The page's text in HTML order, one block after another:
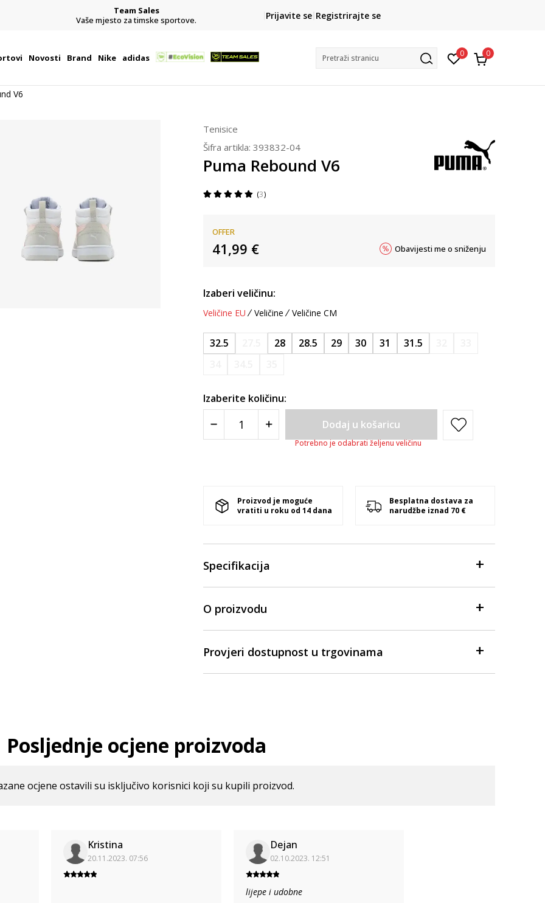
Team Sales
Vaše mjesto za timske sportove.
CLICK& COLLECT
besplatno preuzimanje u trgovini
Prijavite se Registrirajte se
Novosti Brand Nike adidas Pretraži stranicu 0 0
V6
Tenisice
Šifra artikla: 393832-04
Puma Rebound V6
3
OFFER
41,99 € Obavijesti me o sniženju
Izaberi veličinu:
Veličine EU Veličine Veličine CM
32.5 28 28.5 29 30 31 31.5
Izaberite količinu:
Dodaj u košaricu
Potrebno je odabrati željenu veličinu
Proizvod je moguće
vratiti u roku od 14 dana
Besplatna dostava za
narudžbe iznad 70 €
Specifikacija
O proizvodu
Provjeri dostupnost u trgovinama
Posljednje ocjene proizvoda
ocjene ostavili su isključivo korisnici koji su kupili proizvod.
Kristina
20.11.2023. 07:56
Dejan
02.10.2023. 12:51
lijepe i udobne